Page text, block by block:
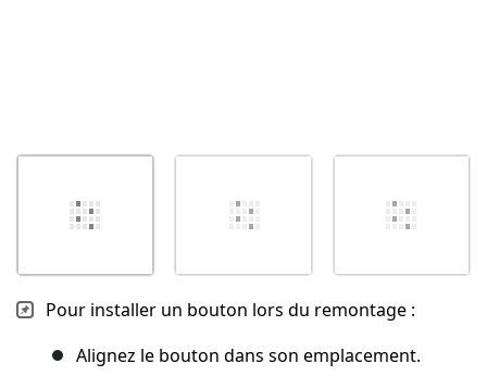
Pour installer un bouton lors du remontage :
Alignez le bouton dans son emplacement.